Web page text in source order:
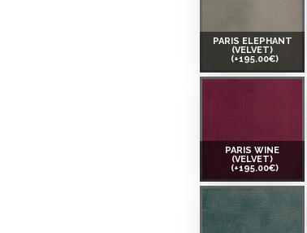
PARIS ELEPHANT
(VELVET)
(+195.00€)
PARIS WINE
(VELVET)
(+195.00€)